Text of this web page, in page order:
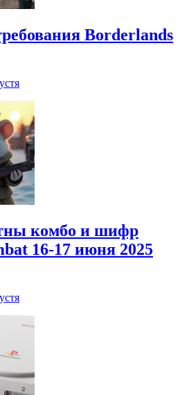
Borderlands
комбо и шифр
16-17 июня 2025